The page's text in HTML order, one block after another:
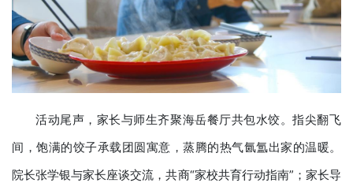
活动尾声，家长与师生齐聚海岳餐厅共包水饺。指尖翻飞
间，饱满的饺子承载团圆寓意，蒸腾的热气氤氲出家的温暖。
院长张学银与家长座谈交流，共商“家校共育行动指南”；家长导